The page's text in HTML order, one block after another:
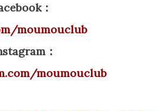
：
moumouclub
：
moumouclub